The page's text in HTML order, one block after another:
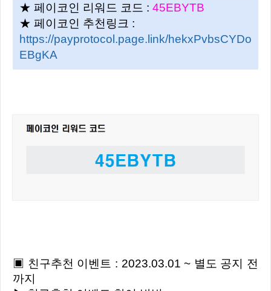
★ 페이코인 리워드 코드 : 45EBYTB
★ 페이코인 추천링크 :
https://payprotocol.page.link/hekxPvbsCYDo
EBgKA
▣ 친구추천 이벤트 : 2023.03.01 ~ 별도 공지 전
까지